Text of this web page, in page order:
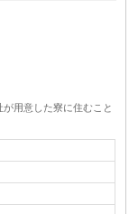
用意した寮に住むこと